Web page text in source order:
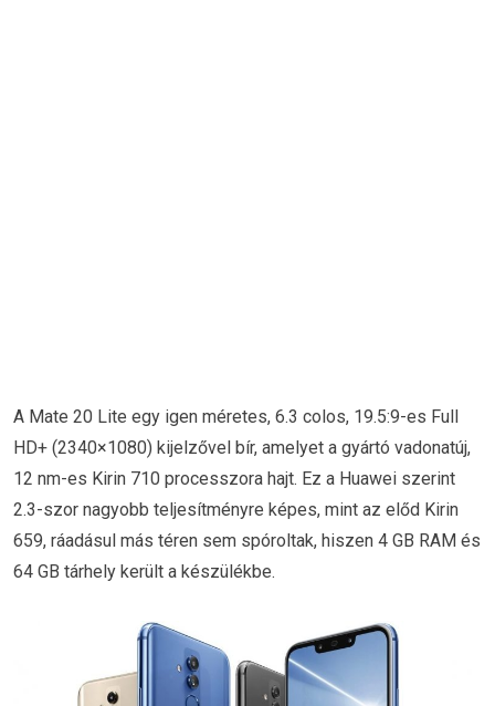
A Mate 20 Lite egy igen méretes, 6.3 colos, 19.5:9-es Full
HD+ (2340×1080) kijelzővel bír, amelyet a gyártó vadonatúj,
12 nm-es Kirin 710 processzora hajt. Ez a Huawei szerint
2.3-szor nagyobb teljesítményre képes, mint az előd Kirin
659, ráadásul más téren sem spóroltak, hiszen 4 GB RAM és
64 GB tárhely került a készülékbe.